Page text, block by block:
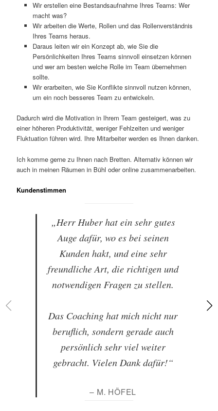
Wir erstellen eine Bestandsaufnahme Ihres Teams: Wer
macht was?
Wir arbeiten die Werte, Rollen und das Rollenverständnis
Ihres Teams heraus.
Daraus leiten wir ein Konzept ab, wie Sie die
Persönlichkeiten Ihres Teams sinnvoll einsetzen können
und wer am besten welche Rolle im Team übernehmen
sollte.
Wir erarbeiten, wie Sie Konflikte sinnvoll nutzen können,
um ein noch besseres Team zu entwickeln.
Dadurch wird die Motivation in Ihrem Team gesteigert, was zu
einer höheren Produktivität, weniger Fehlzeiten und weniger
Fluktuation führen wird. Ihre Mitarbeiter werden es Ihnen danken.
Ich komme gerne zu Ihnen nach Bretten. Alternativ können wir
auch in meinen Räumen in Bühl oder online zusammenarbeiten.
Kundenstimmen
„Herr Huber hat ein sehr gutes
Auge dafür, wo es bei seinen
Kunden hakt, und eine sehr
freundliche Art, die richtigen und
notwendigen Fragen zu stellen.
Das Coaching hat mich nicht nur
beruflich, sondern gerade auch
persönlich sehr viel weiter
gebracht. Vielen Dank dafür!“
– M. HÖFEL